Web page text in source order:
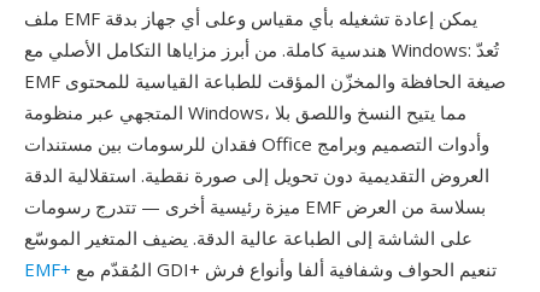
ملف EMF يمكن إعادة تشغيله بأي مقياس وعلى أي جهاز بدقة
هندسية كاملة. من أبرز مزاياها التكامل الأصلي مع Windows: تُعدّ
EMF صيغة الحافظة والمخزّن المؤقت للطباعة القياسية للمحتوى
المتجهي عبر منظومة Windows، مما يتيح النسخ واللصق بلا
فقدان للرسومات بين مستندات Office وأدوات التصميم وبرامج
العروض التقديمية دون تحويل إلى صورة نقطية. استقلالية الدقة
ميزة رئيسية أخرى — تتدرج رسومات EMF بسلاسة من العرض
على الشاشة إلى الطباعة عالية الدقة. يضيف المتغير الموسّع
EMF+